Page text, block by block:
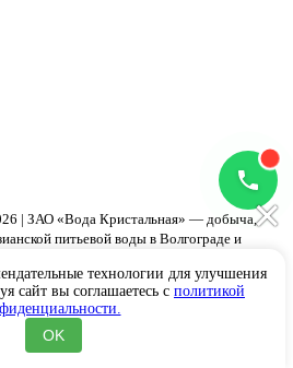
| ЗАО «Вода Кристальная» — добыча,
питьевой воды в Волгограде и
Поиск
×
технологии для улучшения
сайт вы соглашаетесь с политикой
OK